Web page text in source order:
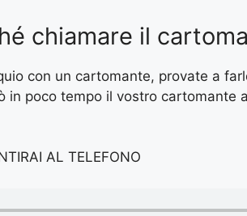
chiamare il
con un cartomante, provate a
in poco tempo il vostro
AL TELEFONO